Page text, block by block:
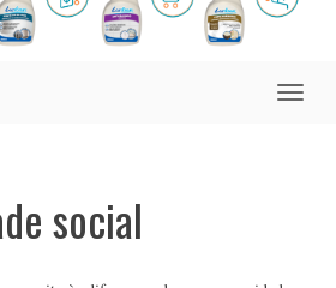
Toggle
social